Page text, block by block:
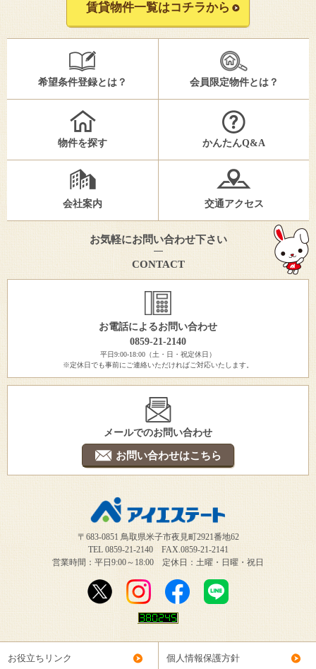
賃貸物件一覧はコチラから
希望条件登録とは？ 会員限定物件とは？
物件を探す かんたんQ&A
会社案内 交通アクセス
お気軽にお問い合わせ下さい
CONTACT
お電話によるお問い合わせ
0859-21-2140
平日9:00-18:00（土・日・祝定休日）
※定休日でも事前にご連絡いただければご対応いたします。
メールでのお問い合わせ
お問い合わせはこちら
〒683-0851 鳥取県米子市夜見町2921番地62
TEL 0859-21-2140 FAX.0859-21-2141
営業時間：平日9:00～18:00 定休日：土曜・日曜・祝日
お役立ちリンク 個人情報保護方針